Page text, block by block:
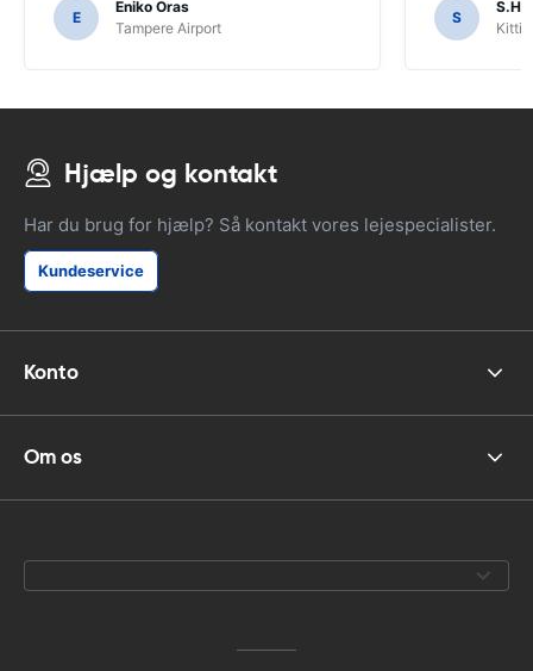
E
Eniko Oras
Tampere Airport
S
S.H.
Hjælp og kontakt
Har du brug for hjælp? Så kontakt vores lejespecialister.
Kundeservice
Konto
Om os